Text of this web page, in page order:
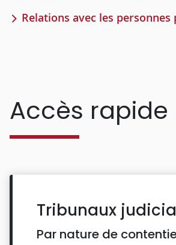
Relations avec les personnes
Accès rapide
Tribunaux
Par nature de